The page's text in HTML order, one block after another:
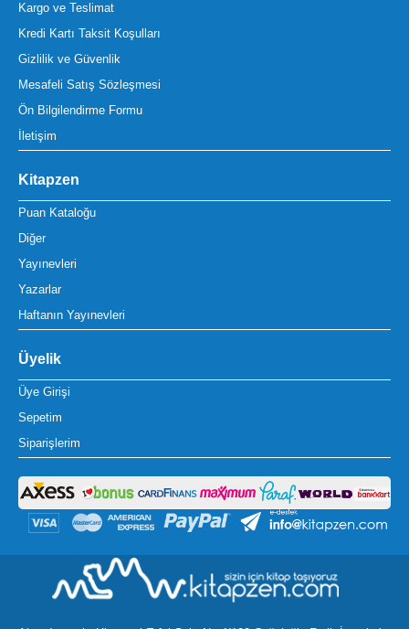
Kargo ve Teslimat
Kredi Kartı Taksit Koşulları
Gizlilik ve Güvenlik
Mesafeli Satış Sözleşmesi
Ön Bilgilendirme Formu
İletişim
Kitapzen
Puan Kataloğu
Diğer
Yayınevleri
Yazarlar
Haftanın Yayınevleri
Üyelik
Üye Girişi
Sepetim
Siparişlerim